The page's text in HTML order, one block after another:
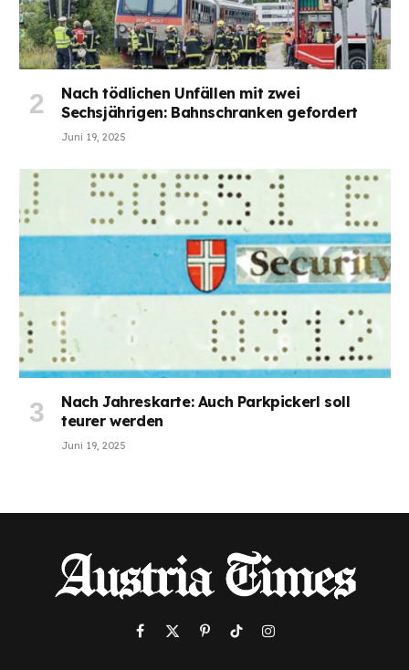
Nach tödlichen Unfällen mit zwei
Sechsjährigen: Bahnschranken gefordert
Juni 19, 2025
Nach Jahreskarte: Auch Parkpickerl soll
teurer werden
Juni 19, 2025
Facebook
X
PinterestTikTokInstagram